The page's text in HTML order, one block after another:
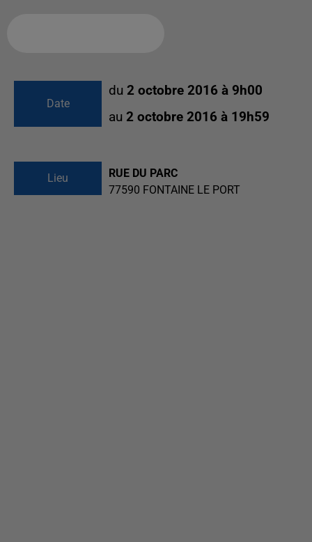
Date
du 2 octobre 2016 à 9h00
au 2 octobre 2016 à 19h59
Lieu
RUE DU PARC
77590 FONTAINE LE PORT